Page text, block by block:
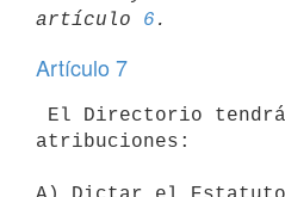
artículo 6
Artículo 7
atribuciones: